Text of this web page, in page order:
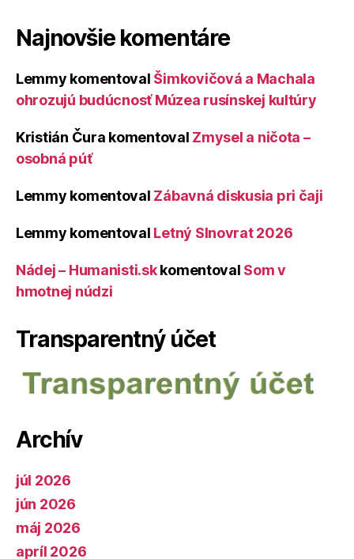
Najnovšie komentáre
Lemmy komentoval Šimkovičová a Machala
ohrozujú budúcnosť Múzea rusínskej kultúry
Kristián Čura komentoval Zmysel a ničota –
osobná púť
Lemmy komentoval Zábavná diskusia pri čaji
Lemmy komentoval Letný Slnovrat 2026
Nádej – Humanisti.skkomentoval Som v
hmotnej núdzi
Transparentný účet
Archív
júl 2026
jún 2026
máj 2026
apríl 2026